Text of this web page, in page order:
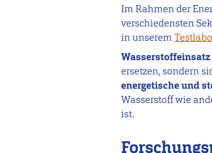
Im Rahmen der
verschiedensten
in unserem
ersetzen, sondern
energetische und
Wasserstoff wie
ist.